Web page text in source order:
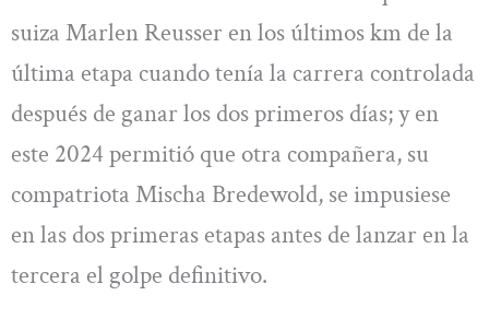
suiza Marlen Reusser en los últimos km de la
última etapa cuando tenía la carrera controlada
después de ganar los dos primeros días; y en
este 2024 permitió que otra compañera, su
compatriota Mischa Bredewold, se impusiese
en las dos primeras etapas antes de lanzar en la
tercera el golpe definitivo.